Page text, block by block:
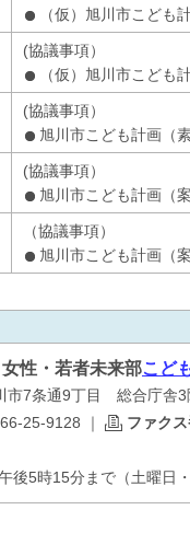
（仮）旭川市こども
(協議事項）
（仮）旭川市こども
(協議事項）
旭川市こども計画（
(協議事項）
旭川市こども計画（
（協議事項）
旭川市こども計画（
性・若者未来部こど
7条通9丁目 総合庁舎3
25-9128 ｜ ファクス
後5時15分まで（土曜日